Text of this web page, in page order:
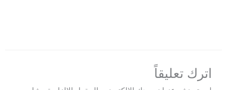
اترك تعليقاً